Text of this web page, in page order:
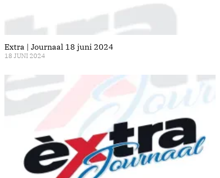
Extra | Journaal 18 juni 2024
18 JUNI 2024